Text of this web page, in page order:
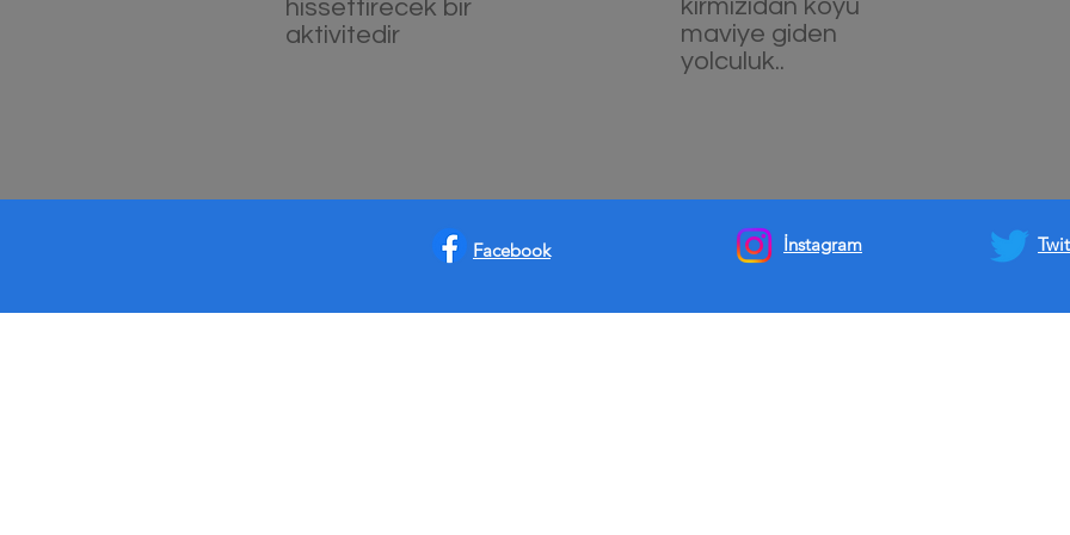
hissettirecek bir
aktivitedir
kırmızıdan koyu
maviye giden
yolculuk..
Facebook İnstagram T